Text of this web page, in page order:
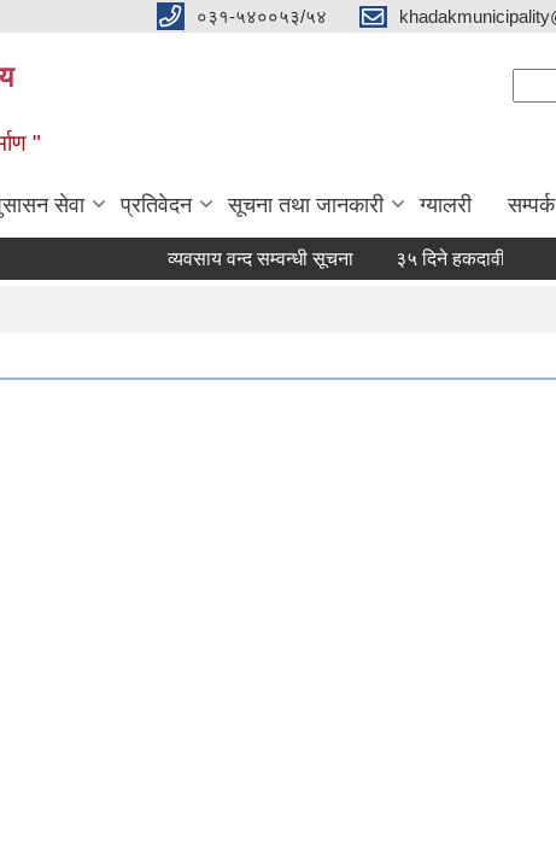
०३१-५४००५३/५४
"
सेवा प्रतिवेदन सूचना तथा जानकारी ग्यालरी सम्पर्क
व्यवसाय वन्द सम्वन्धी सूचना ३५ दिने हकदावी सम्वन्धी